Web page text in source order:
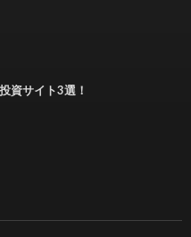
資サイト3選！